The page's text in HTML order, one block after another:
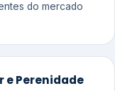
do mercado
e Perenidade